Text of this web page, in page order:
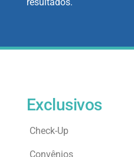
Exclusivos
Check-Up
Convênios